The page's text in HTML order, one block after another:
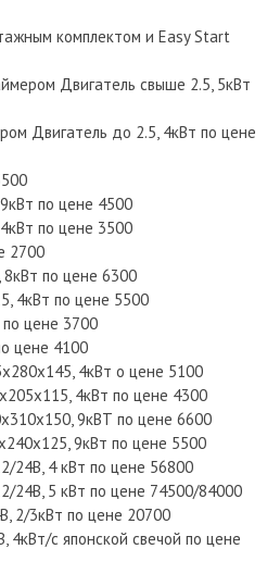
комплектом и Easy Start
Двигатель свыше 2.5, 5кВт
Двигатель до 2.5, 4кВт по цене
по цене 4500
по цене 3500
2700
по цене 6300
4кВт по цене 5500
цене 3700
цене 4100
4кВт о цене 5100
4кВт по цене 4300
9кВТ по цене 6600
9кВт по цене 5500
24В, 4 кВт по цене 56800
24В, 5 кВт по цене 74500/84000
2/3кВт по цене 20700
с японской свечой по цене